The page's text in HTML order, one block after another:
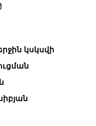
կսկսվի